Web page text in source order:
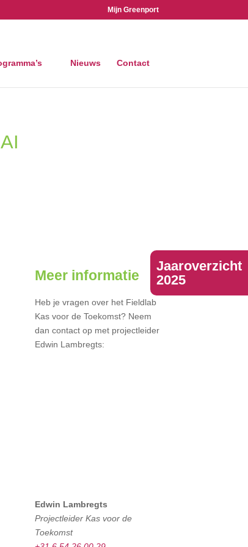
Mijn Greenport
Nieuws Contact
Jaaroverzicht
2025
Meer informatie
Heb je vragen over het Fieldlab
Kas voor de Toekomst? Neem
dan contact op met projectleider
Edwin Lambregts:
Edwin Lambregts
Projectleider Kas voor de
Toekomst